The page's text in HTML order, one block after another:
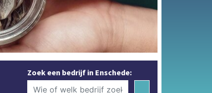
Zoek een bedrijf in Enschede: